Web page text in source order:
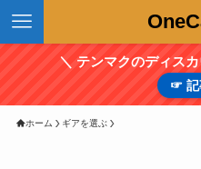
＼ テンマクのディス
☞ 記
ホーム ギアを選ぶ